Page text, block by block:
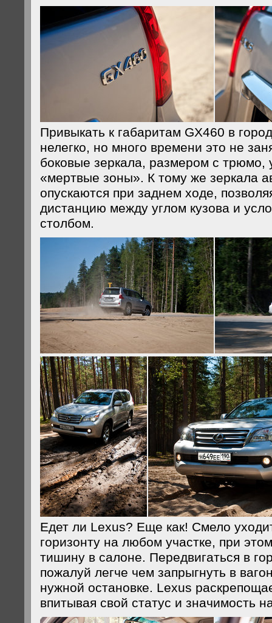
Привыкать к габаритам GX460 в
нелегко, но много времени это не
боковые зеркала, размером с трюмо,
«мертвые зоны». К тому же зеркала
опускаются при заднем ходе,
дистанцию между углом кузова и
столбом.
Едет ли Lexus? Еще как! Смело
горизонту на любом участке, при
тишину в салоне. Передвигаться в
пожалуй легче чем запрыгнуть в
нужной остановке. Lexus
впитывая свой статус и значимость